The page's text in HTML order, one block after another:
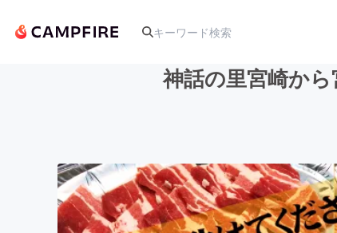
アート・写真
神話の里宮崎か